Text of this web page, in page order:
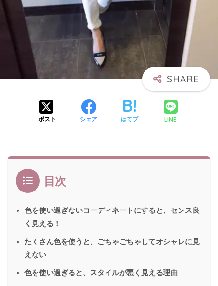
ポスト シェア はてブ LINE
目次
色を使い過ぎないコーディネートにすると、センス良
く見える！
たくさん色を使うと、ごちゃごちゃしてオシャレに見
えない
色を使い過ぎると、スタイルが悪く見える理由